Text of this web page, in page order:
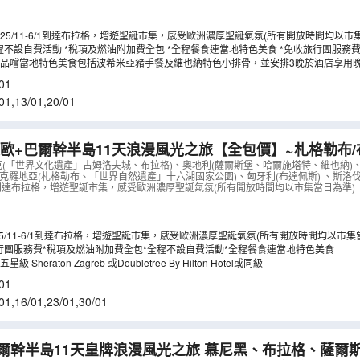
11-6/1到達布拉格，增遊聖誕市集，感受歐洲濃厚聖誕氣氛(所有開放時間均以市
不設自費活動 *稅項及燃油附加費全包 *全程餐食連當地特色美食 *免收旅行團服務費
嚐當地特色美食包括波希米亞豬手餐及維也納特色小排骨，並安排3晚於酒店享用
,13/01 ,20/01
+巴爾幹半島11天浪漫風光之旅【全包價】~札格勒布
享用米芝蓮推薦餐、「世界文化遺產」哈爾施塔特/維
、卡羅維域溫泉區、餐食全包/無自費（LCEWB11M）
「世界文化遺產」古姆洛夫城、布拉格)、奧地利(薩爾斯堡、哈爾施塔特、維也納)
羅地亞(札格勒布、「世界自然遺產」十六湖國家公園)、匈牙利(布達佩斯) 、斯洛
布拉格，增遊聖誕市集，感受歐洲濃厚聖誕氣氛(所有開放時間均以市集當日為準)
11-6/1到達布拉格，增遊聖誕市集，感受歐洲濃厚聖誕氣氛(所有開放時間均以市集
團服務費*稅項及燃油附加費全包*全程不設自費活動*全程餐食連當地特色美食
星級 Sheraton Zagreb 或Doubletree By Hilton Hotel或同級
,16/01 ,23/01 ,30/01
幹半島11天皇牌浪漫風光之旅 慕尼黑、布拉格、薩爾